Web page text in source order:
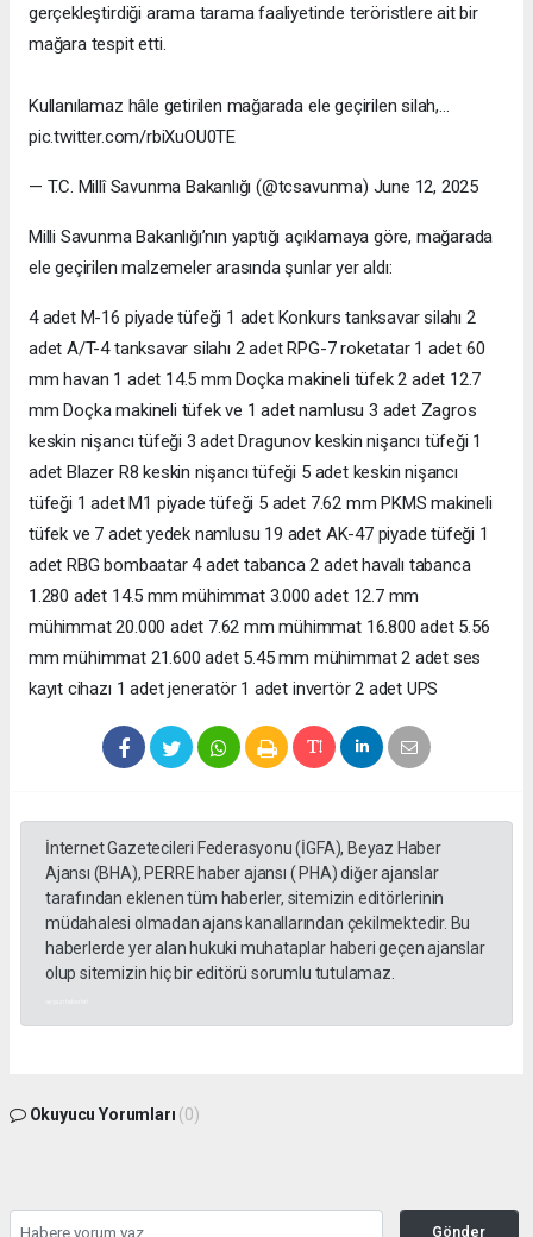
gerçekleştirdiği arama tarama faaliyetinde teröristlere ait bir
mağara tespit etti.
Kullanılamaz hâle getirilen mağarada ele geçirilen silah,…
pic.twitter.com/rbiXuOU0TE
— T.C. Millî Savunma Bakanlığı (@tcsavunma) June 12, 2025
Milli Savunma Bakanlığı’nın yaptığı açıklamaya göre, mağarada
ele geçirilen malzemeler arasında şunlar yer aldı:
4 adet M-16 piyade tüfeği 1 adet Konkurs tanksavar silahı 2
adet A/T-4 tanksavar silahı 2 adet RPG-7 roketatar 1 adet 60
mm havan 1 adet 14.5 mm Doçka makineli tüfek 2 adet 12.7
mm Doçka makineli tüfek ve 1 adet namlusu 3 adet Zagros
keskin nişancı tüfeği 3 adet Dragunov keskin nişancı tüfeği 1
adet Blazer R8 keskin nişancı tüfeği 5 adet keskin nişancı
tüfeği 1 adet M1 piyade tüfeği 5 adet 7.62 mm PKMS makineli
tüfek ve 7 adet yedek namlusu 19 adet AK-47 piyade tüfeği 1
adet RBG bombaatar 4 adet tabanca 2 adet havalı tabanca
1.280 adet 14.5 mm mühimmat 3.000 adet 12.7 mm
mühimmat 20.000 adet 7.62 mm mühimmat 16.800 adet 5.56
mm mühimmat 21.600 adet 5.45 mm mühimmat 2 adet ses
kayıt cihazı 1 adet jeneratör 1 adet invertör 2 adet UPS
İnternet Gazetecileri Federasyonu (İGFA), Beyaz Haber
Ajansı (BHA), PERRE haber ajansı ( PHA) diğer ajanslar
tarafından eklenen tüm haberler, sitemizin editörlerinin
müdahalesi olmadan ajans kanallarından çekilmektedir. Bu
haberlerde yer alan hukuki muhataplar haberi geçen ajanslar
olup sitemizin hiç bir editörü sorumlu tutulamaz.
Okuyucu Yorumları (0)
Gönder